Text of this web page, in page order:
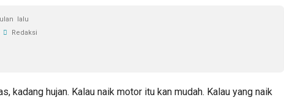
lalu
Redaksi
kadang hujan. Kalau naik motor itu kan mudah. Kalau yang naik